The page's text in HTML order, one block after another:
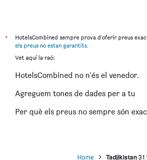
Hotels a Laos
Hotels a Uzbekistan
Hotels a Geòrgia
Hotels a Nepal
Hotels a Azerbaidjan
*
HotelsCombined sempre prova d'oferir preus
els preus no estan garantits.
Vet aquí la raó:
HotelsCombined no n'és el venedor.
Agreguem tones de dades per a tu
Per què els preus no sempre són
Home Tadjikistan